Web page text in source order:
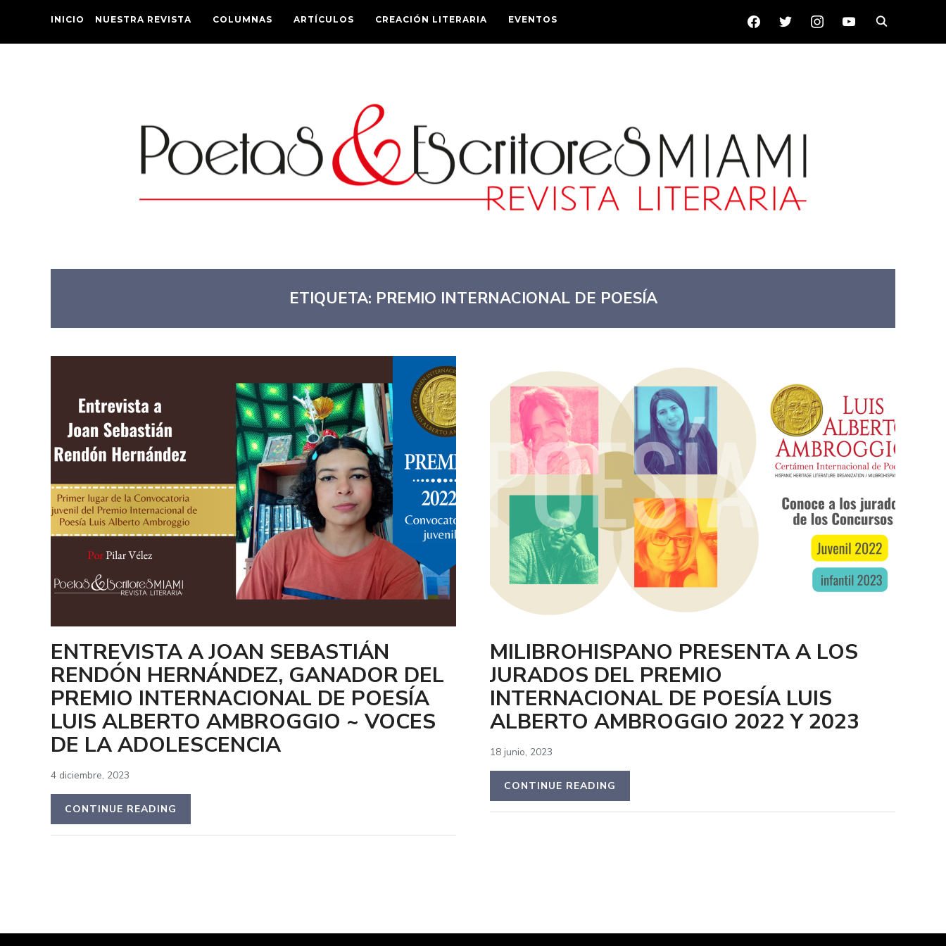
INICIO NUESTRA REVISTA COLUMNAS ARTÍCULOS CREACIÓN LITERARIA EVENTOS FACEBOOKTWITTERINSTAGRAMYOUTUBE
ETIQUETA: PREMIO INTERNACIONAL DE POESÍA
ENTREVISTA A JOAN SEBASTIÁN
RENDÓN HERNÁNDEZ, GANADOR DEL
PREMIO INTERNACIONAL DE POESÍA
LUIS ALBERTO AMBROGGIO ~ VOCES
DE LA ADOLESCENCIA
4 diciembre, 2023
CONTINUE READING
MILIBROHISPANO PRESENTA A LOS
JURADOS DEL PREMIO
INTERNACIONAL DE POESÍA LUIS
ALBERTO AMBROGGIO 2022 Y 2023
18 junio, 2023
CONTINUE READING